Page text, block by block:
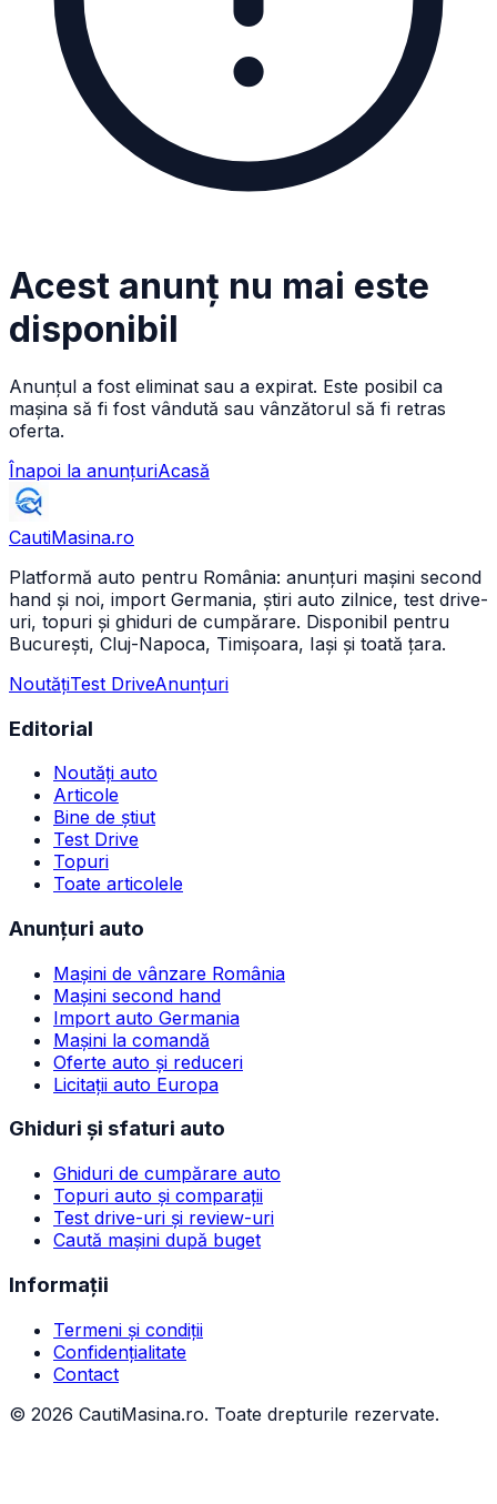
Acest anunț nu mai este
disponibil
Anunțul a fost eliminat sau a expirat. Este posibil ca
mașina să fi fost vândută sau vânzătorul să fi retras
oferta.
Înapoi la anunțuriAcasă
CautiMasina.ro
Platformă auto pentru România: anunțuri mașini second
hand și noi, import Germania, știri auto zilnice, test drive-
uri, topuri și ghiduri de cumpărare. Disponibil pentru
București, Cluj-Napoca, Timișoara, Iași și toată țara.
NoutățiTest DriveAnunțuri
Editorial
Noutăți auto
Articole
Bine de știut
Test Drive
Topuri
Toate articolele
Anunțuri auto
Mașini de vânzare România
Mașini second hand
Import auto Germania
Mașini la comandă
Oferte auto și reduceri
Licitații auto Europa
Ghiduri și sfaturi auto
Ghiduri de cumpărare auto
Topuri auto și comparații
Test drive-uri și review-uri
Caută mașini după buget
Informații
Termeni și condiții
Confidențialitate
Contact
© 2026 CautiMasina.ro. Toate drepturile rezervate.